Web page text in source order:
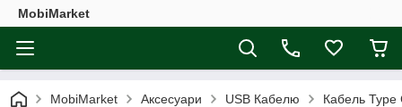
MobiMarket
MobiMarket Аксесуари USB Кабелю Кабель Type